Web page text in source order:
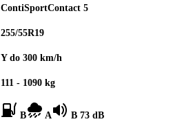
ContiSportContact 5
255/55R19
Y do 300 km/h
111 - 1090 kg
B A B 73 dB